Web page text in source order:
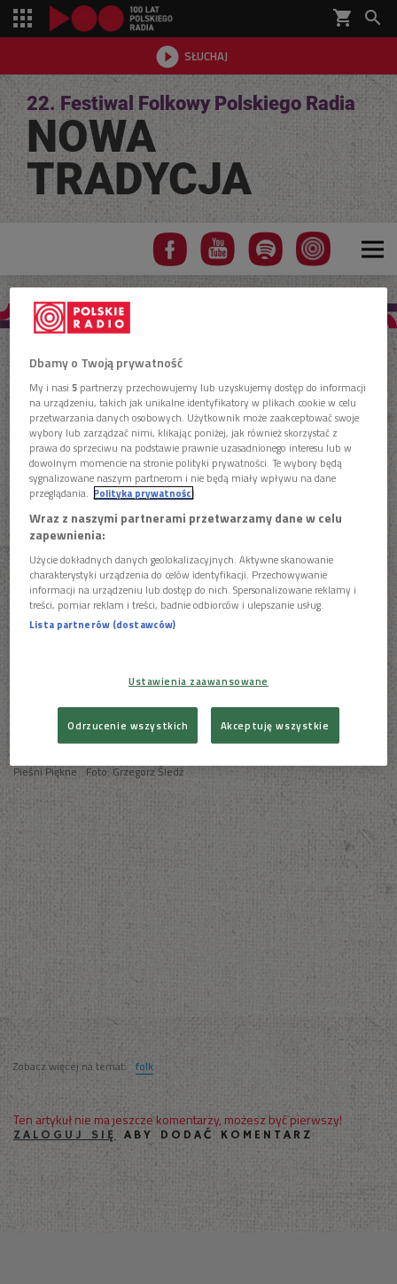
shopping_cart 
 SŁUCHAJ

22. Festiwal Folkowy Polskiego Radia
NOWA
TRADYCJA
Pieśni Piękne
ostatnia aktualizacja:
31.05.2019 12:20
Konkurs Muzyki Folkowej – przesłuchania
konkursowe
Pieśni Piękne Foto: Grzegorz Śledź
Zobacz więcej na temat: folk
Ten artykuł nie ma jeszcze komentarzy, możesz być pierwszy!
ZALOGUJ SIĘ ABY DODAĆ KOMENTARZ
Dbamy o Twoją prywatność
My i nasi5 partnerzy przechowujemy lub uzyskujemy dostęp do informacji
na urządzeniu, takich jak unikalne identyfikatory w plikach cookie w celu
przetwarzania danych osobowych. Użytkownik może zaakceptować swoje
wybory lub zarządzać nimi, klikając poniżej, jak również skorzystać z
prawa do sprzeciwu na podstawie prawnie uzasadnionego interesu lub w
dowolnym momencie na stronie polityki prywatności. Te wybory będą
sygnalizowane naszym partnerom i nie będą miały wpływu na dane
przeglądania. Polityka prywatności
Wraz z naszymi partnerami przetwarzamy dane w celu
zapewnienia:
Użycie dokładnych danych geolokalizacyjnych. Aktywne skanowanie
charakterystyki urządzenia do celów identyfikacji. Przechowywanie
informacji na urządzeniu lub dostęp do nich. Spersonalizowane reklamy i
treści, pomiar reklam i treści, badnie odbiorców i ulepszanie usług.
Lista partnerów (dostawców)
Ustawienia zaawansowane
Odrzucenie wszystkich Akceptuję wszystkie